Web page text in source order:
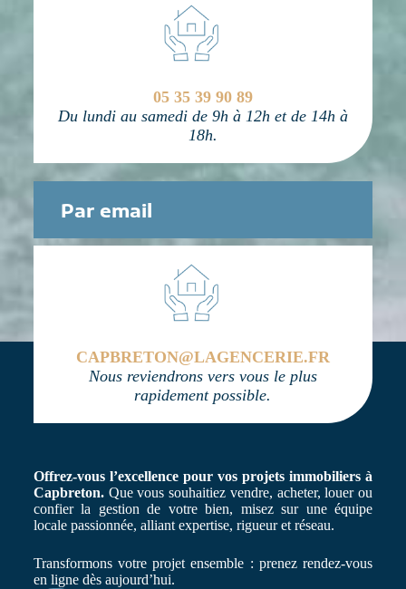
05 35 39 90 89
Du lundi au samedi de 9h à 12h et de 14h à
18h.
Par email
CAPBRETON@LAGENCERIE.FR
Nous reviendrons vers vous le plus
rapidement possible.
Offrez-vous l’excellence pour vos projets immobiliers à
Capbreton.Que vous souhaitiez vendre, acheter, louer ou
confier la gestion de votre bien, misez sur une équipe
locale passionnée, alliant expertise, rigueur et réseau.
Transformons votre projet ensemble : prenez rendez-vous
en ligne dès aujourd’hui.